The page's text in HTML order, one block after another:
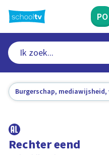
naar
hoofdinhoud
PO
Burgerschap,
Rechter eend